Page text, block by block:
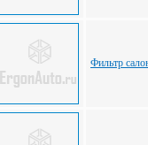
Фильтр